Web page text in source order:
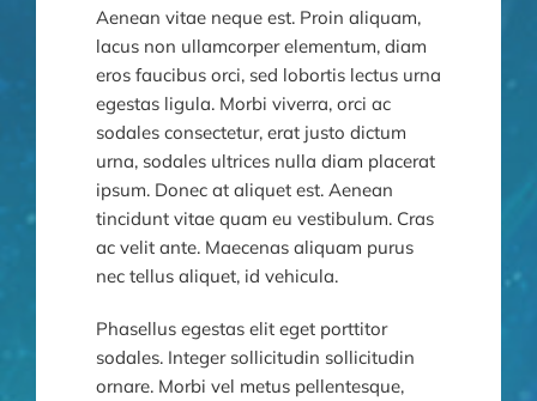
Aenean vitae neque est. Proin aliquam,
lacus non ullamcorper elementum, diam
eros faucibus orci, sed lobortis lectus urna
egestas ligula. Morbi viverra, orci ac
sodales consectetur, erat justo dictum
urna, sodales ultrices nulla diam placerat
ipsum. Donec at aliquet est. Aenean
tincidunt vitae quam eu vestibulum. Cras
ac velit ante. Maecenas aliquam purus
nec tellus aliquet, id vehicula.
Phasellus egestas elit eget porttitor
sodales. Integer sollicitudin sollicitudin
ornare. Morbi vel metus pellentesque,